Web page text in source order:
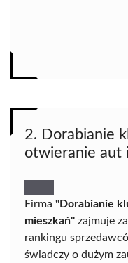
2. Dorabianie
otwieranie aut
Firma "Dorabianie
mieszkań" zajmuje
rankingu
świadczy o dużym